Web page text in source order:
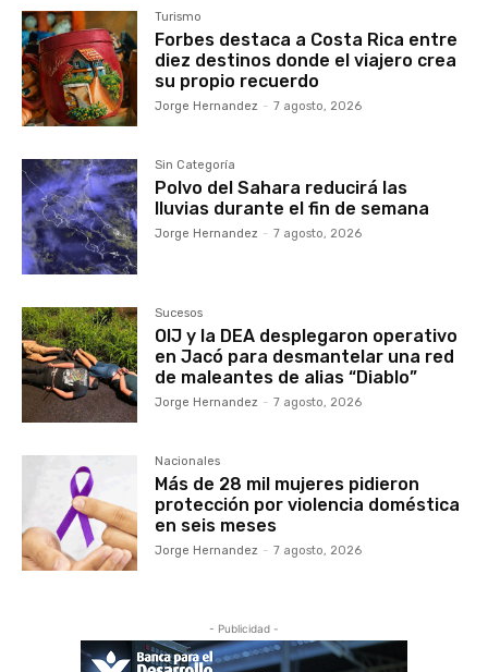
Turismo
Forbes destaca a Costa Rica entre
diez destinos donde el viajero crea
su propio recuerdo
Jorge Hernandez - 7 agosto, 2026
Sin Categoría
Polvo del Sahara reducirá las
lluvias durante el fin de semana
Jorge Hernandez - 7 agosto, 2026
Sucesos
OIJ y la DEA desplegaron operativo
en Jacó para desmantelar una red
de maleantes de alias “Diablo”
Jorge Hernandez - 7 agosto, 2026
Nacionales
Más de 28 mil mujeres pidieron
protección por violencia doméstica
en seis meses
Jorge Hernandez - 7 agosto, 2026
- Publicidad -